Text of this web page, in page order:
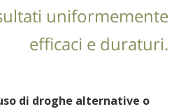
uniformemente
efficaci e duraturi.
di droghe alternative o